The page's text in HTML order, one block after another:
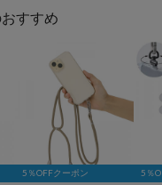
すすめ
5％OFFクーポン 5％